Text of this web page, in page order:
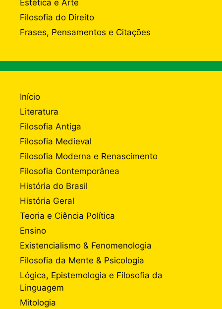
Estética e Arte
Filosofia do Direito
Frases, Pensamentos e Citações
Início
Literatura
Filosofia Antiga
Filosofia Medieval
Filosofia Moderna e Renascimento
Filosofia Contemporânea
História do Brasil
História Geral
Teoria e Ciência Política
Ensino
Existencialismo & Fenomenologia
Filosofia da Mente & Psicologia
Lógica, Epistemologia e Filosofia da
Linguagem
Mitologia